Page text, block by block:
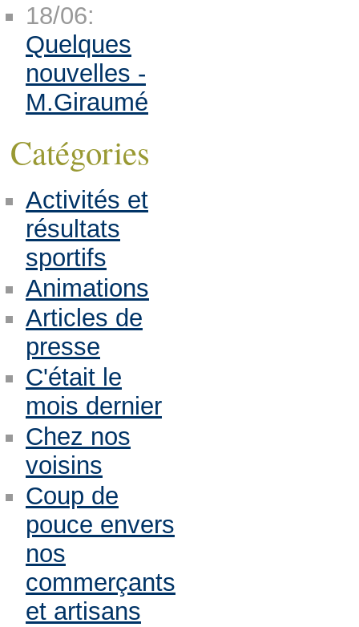
18/06:
Quelques
nouvelles -
M.Giraumé
Catégories
Activités et
résultats
sportifs
Animations
Articles de
presse
C'était le
mois dernier
Chez nos
voisins
Coup de
pouce envers
nos
commerçants
et artisans